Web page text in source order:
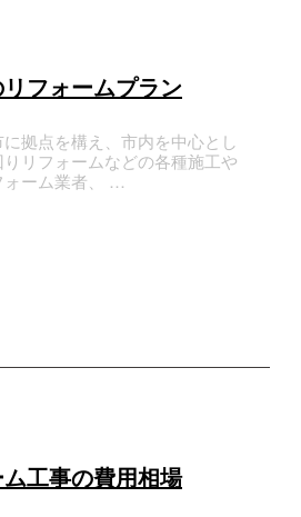
フォームプラン
拠点を構え、市内を中心とし
リフォームなどの各種施工や
ォーム業者、 …
工事の費用相場